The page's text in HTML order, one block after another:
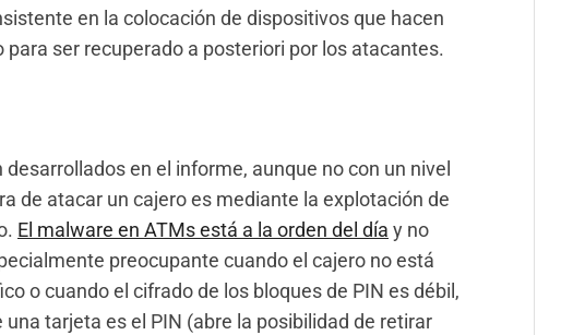
en la colocación de dispositivos que hacen
ser recuperado a posteriori por los atacantes.
en el informe, aunque no con un nivel
de atacar un cajero es mediante la explotación de
El malware en ATMs está a la orden del día y no
preocupante cuando el cajero no está
o cuando el cifrado de los bloques de PIN es débil,
tarjeta es el PIN (abre la posibilidad de retirar